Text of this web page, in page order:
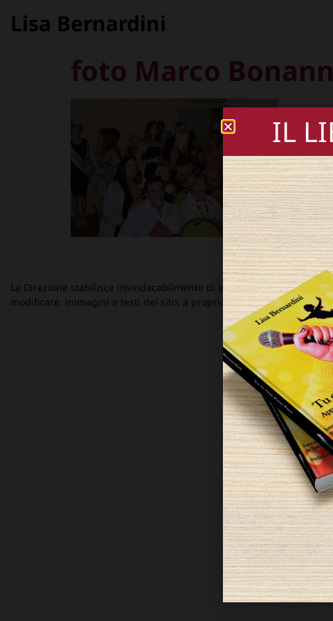
Lisa Bernardini
foto Marco
La Direzione stabilisce insindacabilmente di inserire, rimuovere,
modificare, immagini e testi del sito, a propria discrezione.
IL